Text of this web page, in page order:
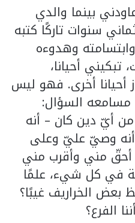
بينما والدي
سنوات تاركًا كتبه
وهدوءه
أحيانا،
أحيانا أخرى. فهو ليس
مسامعه السؤال:
أيّ دين كان – أنه
وصيّ عليّ وعلى
أحقّ مني وأقرب مني
في كل شيء، علمًا
بعض الخراريف غيبًا؟
الفرع؟